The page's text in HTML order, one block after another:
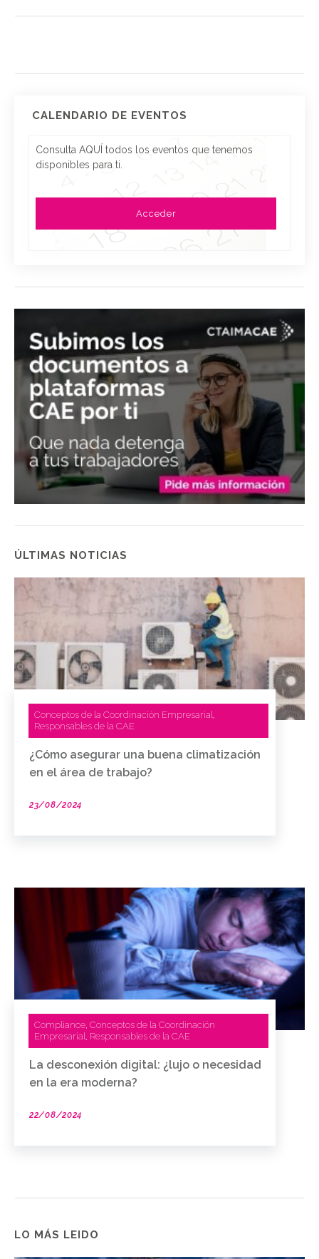
CALENDARIO DE EVENTOS
Consulta AQUÍ todos los eventos que tenemos
disponibles para ti.
Acceder
ÚLTIMAS NOTICIAS
Conceptos de la Coordinación Empresarial,
Responsables de la CAE
¿Cómo asegurar una buena climatización
en el área de trabajo?
23/08/2024
Compliance, Conceptos de la Coordinación
Empresarial, Responsables de la CAE
La desconexión digital: ¿lujo o necesidad
en la era moderna?
22/08/2024
LO MÁS LEIDO